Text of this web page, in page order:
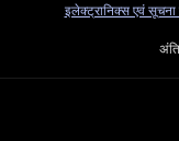
इलेक्ट्रानिक्स एवं सूचना